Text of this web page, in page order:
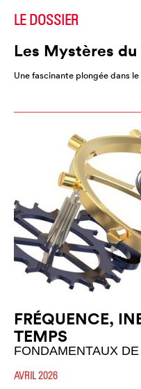
LE DOSSIER
Les Mystères du
Une fascinante plongée dans
FRÉQUENCE,
TEMPS
FONDAMENTAUX
AVRIL 2026